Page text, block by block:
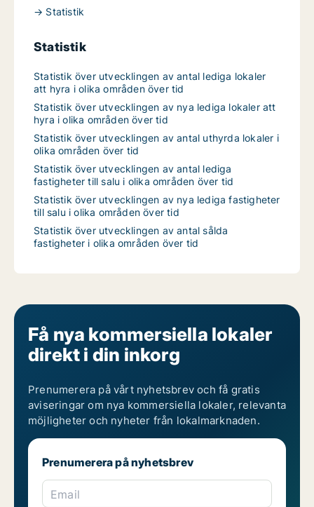
→ Statistik
Statistik
Statistik över utvecklingen av antal lediga lokaler
att hyra i olika områden över tid
Statistik över utvecklingen av nya lediga lokaler att
hyra i olika områden över tid
Statistik över utvecklingen av antal uthyrda lokaler i
olika områden över tid
Statistik över utvecklingen av antal lediga
fastigheter till salu i olika områden över tid
Statistik över utvecklingen av nya lediga fastigheter
till salu i olika områden över tid
Statistik över utvecklingen av antal sålda
fastigheter i olika områden över tid
Få nya kommersiella lokaler
direkt i din inkorg
Prenumerera på vårt nyhetsbrev och få gratis
aviseringar om nya kommersiella lokaler, relevanta
möjligheter och nyheter från lokalmarknaden.
Prenumerera på nyhetsbrev
Email